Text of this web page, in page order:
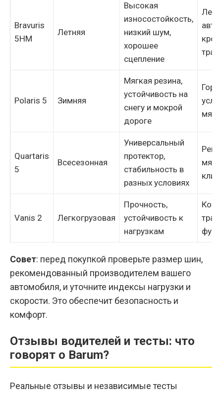
Bravuris
5HM
Летняя
Высокая
износостойкость,
низкий шум,
хорошее
сцепление
авто,
Polaris 5 Зимняя
Мягкая резина,
устойчивость на
снегу и мокрой
дороге
Quartaris
5
Всесезонная
Универсальный
протектор,
стабильность в
разных условиях
Vanis 2 Легкогрузовая
Прочность,
устойчивость к
нагрузкам
Совет: перед покупкой проверьте размер шин,
рекомендованный производителем вашего
автомобиля, и уточните индексы нагрузки и
скорости. Это обеспечит безопасность и
комфорт.
Отзывы водителей и тесты: что
говорят о Barum?
Реальные отзывы и независимые тесты